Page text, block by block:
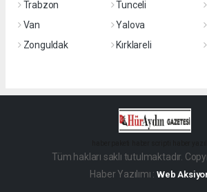
Trabzon
Tunceli
Van
Yalova
Zonguldak
Kırklareli
Tüm hakları saklı tutulmaktadır.
Haber Yazılımı :Web